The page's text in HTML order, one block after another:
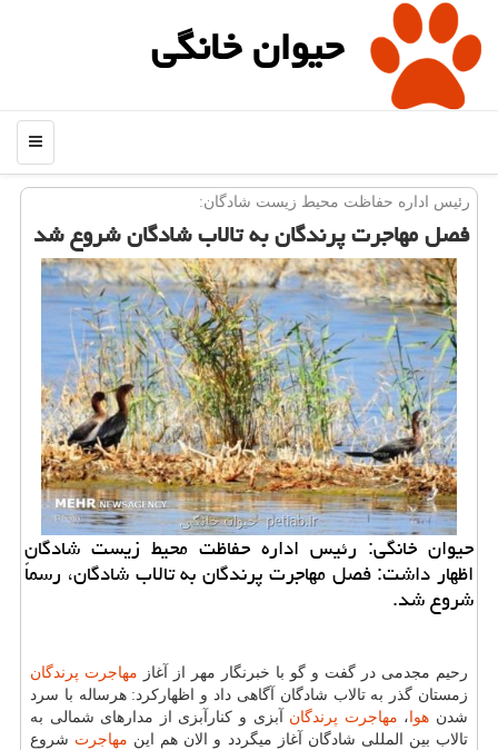
حیوان خانگی
منو
رئیس اداره حفاظت محیط زیست شادگان:
فصل مهاجرت پرندگان به تالاب شادگان شروع شد
حیوان خانگی: رئیس اداره حفاظت محیط زیست شادگان
اظهار داشت: فصل مهاجرت پرندگان به تالاب شادگان، رسماً
شروع شد.
رحیم مجدمی در گفت و گو با خبرنگار مهر از آغاز مهاجرت پرندگان
زمستان گذر به تالاب شادگان آگاهی داد و اظهاركرد: هرساله با سرد
شدن هوا ، مهاجرت پرندگان آبزی و كنارآبزی از مدارهای شمالی به
تالاب بین المللی شادگان آغاز میگردد و الان هم این مهاجرت شروع